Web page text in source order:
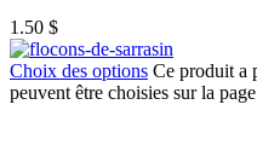
1.50 $
Choix des options Ce produit a
peuvent être choisies sur la